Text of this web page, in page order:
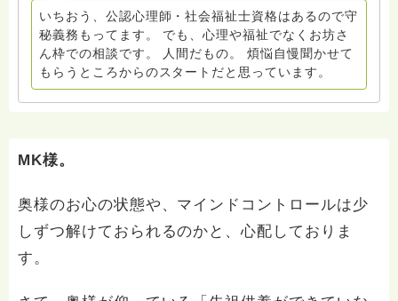
えて、静かに耳を澄ますことを大切にしています。 ま
とまりのない文章でも、途中で止まってしまっても構い
ません。 言葉になる前の思いが、そのまま置かれても
いい場所でありたいと考えています。
いちおう、公認心理師・社会福祉士資格はあるので守
秘義務もってます。 でも、心理や福祉でなくお坊さ
ん枠での相談です。 人間だもの。 煩悩自慢聞かせて
もらうところからのスタートだと思っています。
MK様。
奥様のお心の状態や、マインドコントロールは少
しずつ解けておられるのかと、心配しておりま
す。